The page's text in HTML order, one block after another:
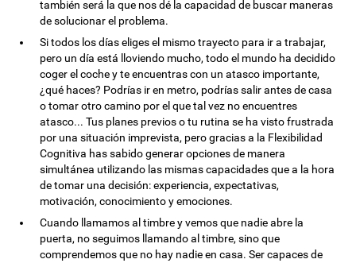
también será la que nos dé la capacidad de buscar maneras
de solucionar el problema.
Si todos los días eliges el mismo trayecto para ir a trabajar,
pero un día está lloviendo mucho, todo el mundo ha decidido
coger el coche y te encuentras con un atasco importante,
¿qué haces? Podrías ir en metro, podrías salir antes de casa
o tomar otro camino por el que tal vez no encuentres
atasco... Tus planes previos o tu rutina se ha visto frustrada
por una situación imprevista, pero gracias a la Flexibilidad
Cognitiva has sabido generar opciones de manera
simultánea utilizando las mismas capacidades que a la hora
de tomar una decisión: experiencia, expectativas,
motivación, conocimiento y emociones.
Cuando llamamos al timbre y vemos que nadie abre la
puerta, no seguimos llamando al timbre, sino que
comprendemos que no hay nadie en casa. Ser capaces de